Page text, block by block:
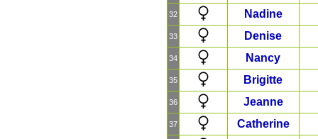
32 Nadine
33 Denise
34 Nancy
35 Brigitte
36 Jeanne
37 Catherine